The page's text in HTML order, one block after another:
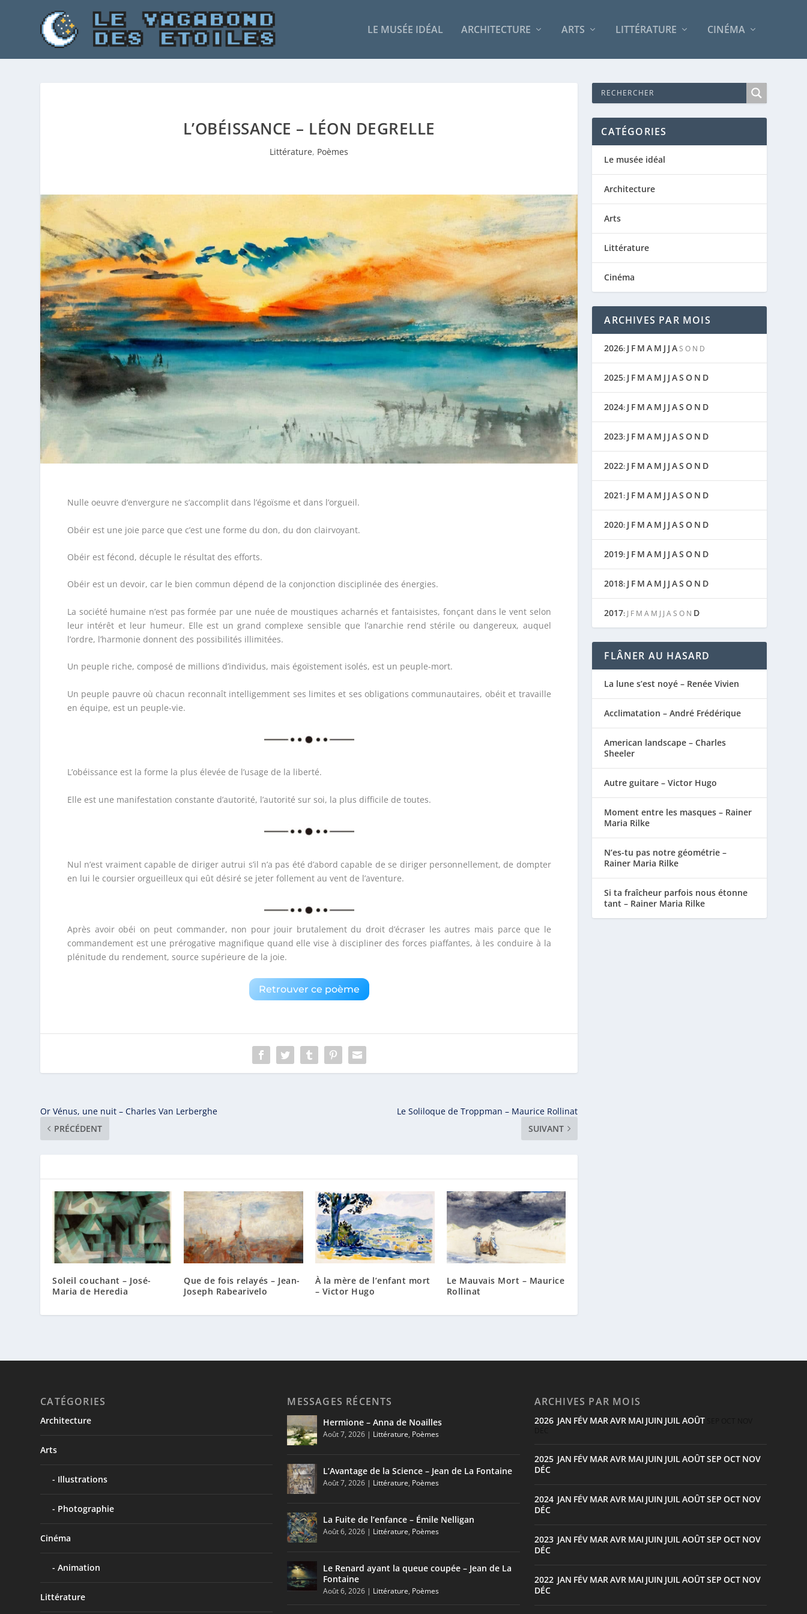
LE MUSÉE IDÉAL ARCHITECTURE ARTS LITTÉRATURE CINÉMA
L’OBÉISSANCE – LÉON DEGRELLE
Littérature, Poèmes
Nulle oeuvre d’envergure ne s’accomplit dans l’égoïsme et dans l’orgueil.
Obéir est une joie parce que c’est une forme du don, du don clairvoyant.
Obéir est fécond, décuple le résultat des efforts.
Obéir est un devoir, car le bien commun dépend de la conjonction disciplinée des énergies.
La société humaine n’est pas formée par une nuée de moustiques acharnés et fantaisistes, fonçant dans le vent selon
leur intérêt et leur humeur. Elle est un grand complexe sensible que l’anarchie rend stérile ou dangereux, auquel
l’ordre, l’harmonie donnent des possibilités illimitées.
Un peuple riche, composé de millions d’individus, mais égoïstement isolés, est un peuple-mort.
Un peuple pauvre où chacun reconnaît intelligemment ses limites et ses obligations communautaires, obéit et travaille
en équipe, est un peuple-vie.
L’obéissance est la forme la plus élevée de l’usage de la liberté.
Elle est une manifestation constante d’autorité, l’autorité sur soi, la plus difficile de toutes.
Nul n’est vraiment capable de diriger autrui s’il n’a pas été d’abord capable de se diriger personnellement, de dompter
en lui le coursier orgueilleux qui eût désiré se jeter follement au vent de l’aventure.
Après avoir obéi on peut commander, non pour jouir brutalement du droit d’écraser les autres mais parce que le
commandement est une prérogative magnifique quand elle vise à discipliner des forces piaffantes, à les conduire à la
plénitude du rendement, source supérieure de la joie.
Retrouver ce poème
Or Vénus, une nuit – Charles Van Lerberghe
PRÉCÉDENT
Le Soliloque de Troppman – Maurice Rollinat
SUIVANT
Soleil couchant – José-
Maria de Heredia
Que de fois relayés – Jean-
Joseph Rabearivelo
À la mère de l’enfant mort
– Victor Hugo
Le Mauvais Mort – Maurice
Rollinat
CATÉGORIES
Le musée idéal
Architecture
Arts
Littérature
Cinéma
ARCHIVES PAR MOIS
2026: J F M A M J J AS O N D
2025: J F M A M J J AS O N D
2024: J F M A M J J AS O N D
2023: J F M A M J J AS O N D
2022: J F M A M J J AS O N D
2021: J F M A M J J AS O N D
2020: J F M A M J J AS O N D
2019: J F M A M J J AS O N D
2018: J F M A M J J AS O N D
2017: J F M A M J J AS O N D
FLÂNER AU HASARD
La lune s’est noyé – Renée Vivien
Acclimatation – André Frédérique
American landscape – Charles
Sheeler
Autre guitare – Victor Hugo
Moment entre les masques – Rainer
Maria Rilke
N’es-tu pas notre géométrie –
Rainer Maria Rilke
Si ta fraîcheur parfois nous étonne
tant – Rainer Maria Rilke
CATÉGORIES
Architecture
Arts
Illustrations
Photographie
Cinéma
Animation
Littérature
MESSAGES RÉCENTS
Hermione – Anna de Noailles
Août 7, 2026 | Littérature, Poèmes
L’Avantage de la Science – Jean de La Fontaine
Août 7, 2026 | Littérature, Poèmes
La Fuite de l’enfance – Émile Nelligan
Août 6, 2026 | Littérature, Poèmes
Le Renard ayant la queue coupée – Jean de La
Fontaine
Août 6, 2026 | Littérature, Poèmes
ARCHIVES PAR MOIS
2026: JAN FÉV MAR AVR MAI JUIN JUIL AOÛT
2025: JAN FÉV MAR AVR MAI JUIN JUIL AOÛTSEP OCT NOV
DÉC
2024: JAN FÉV MAR AVR MAI JUIN JUIL AOÛTSEP OCT NOV
DÉC
2023: JAN FÉV MAR AVR MAI JUIN JUIL AOÛTSEP OCT NOV
DÉC
2022: JAN FÉV MAR AVR MAI JUIN JUIL AOÛTSEP OCT NOV
DÉC